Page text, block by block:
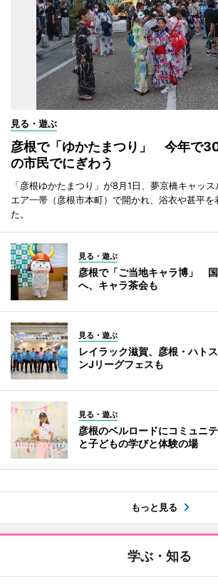
見る・遊ぶ
彦根で「ゆかたまつり」 今年で
の市民でにぎわう
「彦根ゆかたまつり」が8月1日、夢京橋キャッ
エア一帯（彦根市本町）で開かれ、浴衣や甚平を
た。
見る・遊ぶ
彦根で「ご当地キャラ博」
へ、キャラ茶会も
見る・遊ぶ
レイラック滋賀、彦根・ハト
ンJリーグフェスも
見る・遊ぶ
彦根のベルロードにコミュニ
と子どもの学びと体験の場
もっと見る
学ぶ・知る